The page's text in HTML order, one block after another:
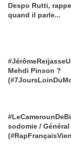
Despo Rutti,
quand il parle...
Mehdi Pinson ?
sodomie / Général